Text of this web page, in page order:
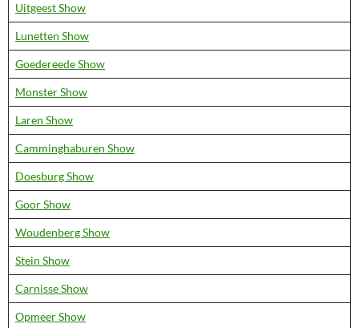
Uitgeest Show
Lunetten Show
Goedereede Show
Monster Show
Laren Show
Camminghaburen Show
Doesburg Show
Goor Show
Woudenberg Show
Stein Show
Carnisse Show
Opmeer Show